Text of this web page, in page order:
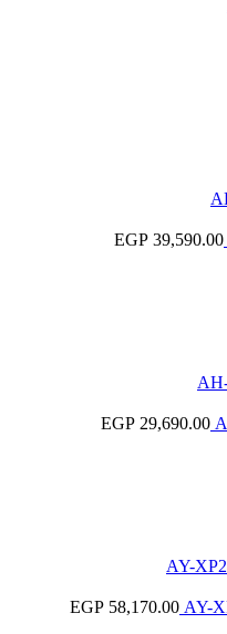
EGP 39,590.00
EGP 29,690.00
EGP 58,170.00